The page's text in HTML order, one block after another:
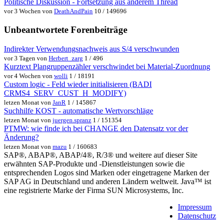
Politische Diskussion - Fortsetzung aus anderem Thread
vor 3 Wochen von DeathAndPain 10 / 149696
Unbeantwortete Forenbeiträge
Indirekter Verwendungsnachweis aus S/4 verschwunden
vor 3 Tagen von Herbert_zarg 1 / 496
Kurztext Plangruppenzähler verschwindet bei Material-Zuordnung
vor 4 Wochen von wolli 1 / 18191
Custom logic - Feld wieder initialisieren (BADI
CRMS4_SERV_CUST_H_MODIFY)
letzen Monat von JanR 1 / 145867
Suchhilfe KOST - automatische Wertvorschläge
letzen Monat von juergen.spranz 1 / 151354
PTMW: wie finde ich bei CHANGE den Datensatz vor der
Änderung?
letzen Monat von mazu 1 / 160683
SAP®, ABAP®, ABAP/4®, R/3® und weitere auf dieser Site
erwähnten SAP-Produkte und -Dienstleistungen sowie die
entsprechenden Logos sind Marken oder eingetragene Marken der
SAP AG in Deutschland und anderen Ländern weltweit. Java™ ist
eine registrierte Marke der Firma SUN Microsystems, Inc.
Impressum
Datenschutz